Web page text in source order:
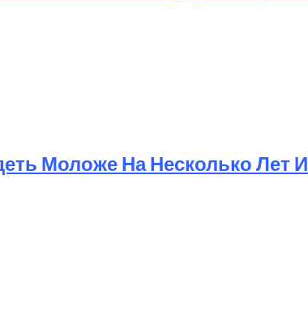
Моложе На Несколько Лет